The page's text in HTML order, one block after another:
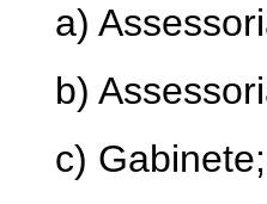
a)
b)
c)